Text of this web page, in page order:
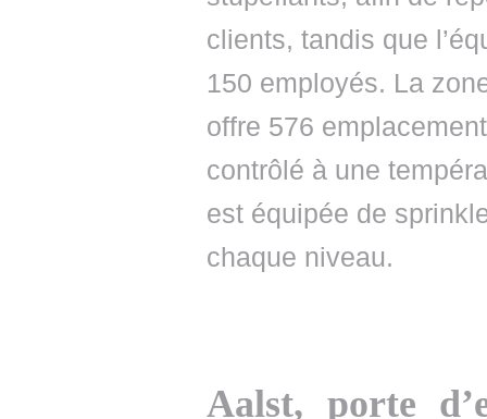
clients, tandis que
150 employés. La
offre 576
contrôlé à une
est équipée de
chaque niveau.
Aalst, porte